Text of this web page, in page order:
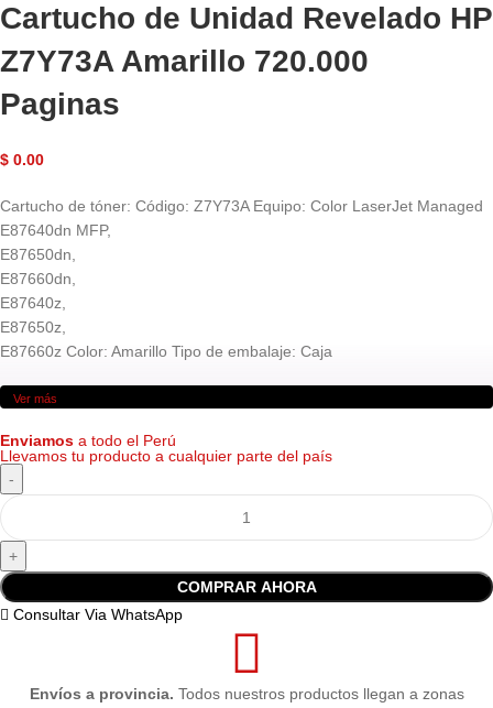
Cartucho de Unidad Revelado HP
Z7Y73A Amarillo 720.000
Paginas
$ 0.00
Cartucho de tóner: Código: Z7Y73A Equipo: Color LaserJet Managed
E87640dn MFP,
E87650dn,
E87660dn,
E87640z,
E87650z,
E87660z Color: Amarillo Tipo de embalaje: Caja
Ver más
Enviamos a todo el Perú
Llevamos tu producto a cualquier parte del país
COMPRAR AHORA
Consultar Via WhatsApp
Envíos a provincia. Todos nuestros productos llegan a zonas